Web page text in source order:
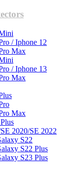
/ Iphone 12
Max
/ Iphone 13
Max
Max
2020/SE 2022
S22
S22 Plus
S23 Plus